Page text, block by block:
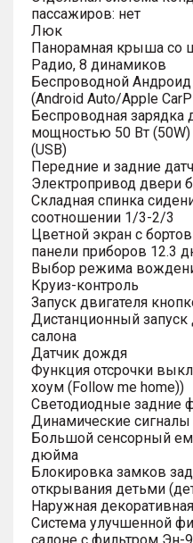
пассажиров: нет
Люк
Панорамная крыша со
Радио, 8 динамиков
Беспроводной
(Android Auto/Apple
Беспроводная зарядка
мощностью 50 Вт
(USB)
Передние и задние
Электропривод двери
Складная спинка
соотношении 1/3-2/3
Цветной экран с
панели приборов 12.3
Выбор режима
Круиз-контроль
Запуск двигателя
Дистанционный запуск
салона
Датчик дождя
Функция отсрочки
хоум (Follow me home))
Светодиодные задние
Динамические сигналы
Большой сенсорный
дюйма
Блокировка замков
открывания детьми
Наружная
Система улучшенной
салоне с фильтром Эн-